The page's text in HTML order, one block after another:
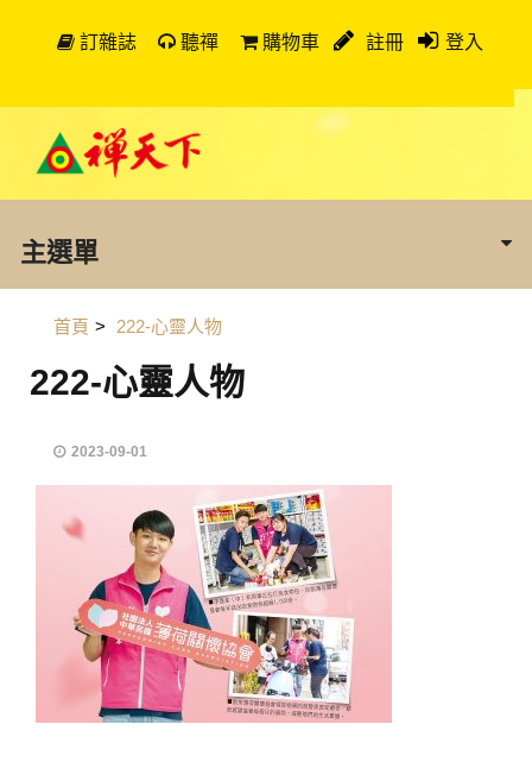
訂雜誌 聽禪 購物車 註冊 登入
主選單
首頁 > 222-心靈人物
222-心靈人物
2023-09-01